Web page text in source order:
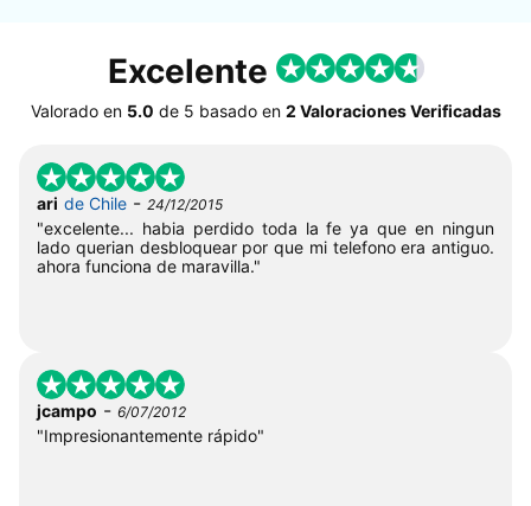
Excelente
Valorado en 5.0 de 5 basado en 2 Valoraciones Verificadas
ari de Chile - 24/12/2015
"excelente... habia perdido toda la fe ya que en ningun
lado querian desbloquear por que mi telefono era antiguo.
ahora funciona de maravilla."
jcampo - 6/07/2012
"Impresionantemente rápido"